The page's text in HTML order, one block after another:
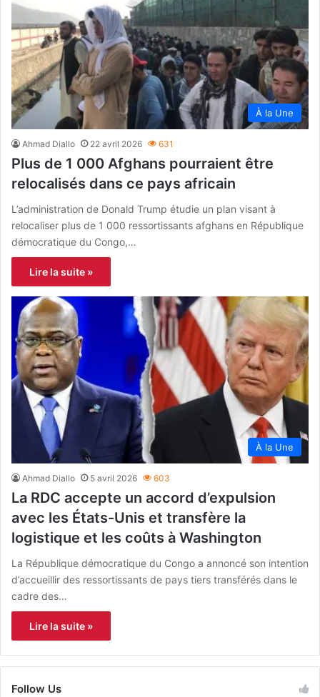
À la Une
Ahmad Diallo 22 avril 2026 631
Plus de 1 000 Afghans pourraient être
relocalisés dans ce pays africain
L’administration de Donald Trump étudie un plan visant à
relocaliser plus de 1 000 ressortissants afghans en République
démocratique du Congo,…
Lire la suite »
À la Une
Ahmad Diallo 5 avril 2026 603
La RDC accepte un accord d’expulsion
avec les États-Unis et transfère la
logistique et les coûts à Washington
La République démocratique du Congo a annoncé son intention
d’accueillir des ressortissants de pays tiers transférés dans le
cadre des…
Lire la suite »
Follow Us